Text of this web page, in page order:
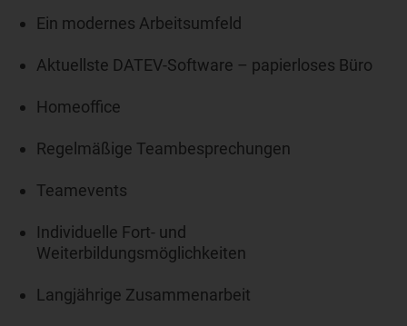
Ein modernes Arbeitsumfeld
Aktuellste DATEV-Software – papierloses Büro
Homeoffice
Regelmäßige Teambesprechungen
Teamevents
Individuelle Fort- und
Weiterbildungsmöglichkeiten
Langjährige Zusammenarbeit